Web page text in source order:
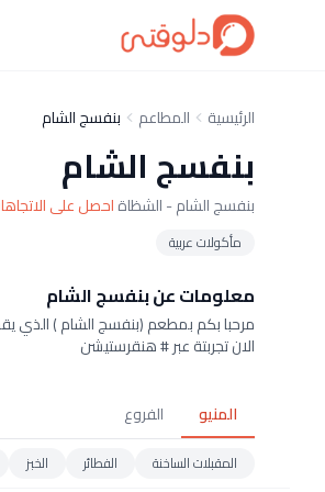
الرئيسية المطاعم بنفسج الشام
بنفسج الشام
بنفسج الشام - الشظاةاحصل على
مأكولات عربية
معلومات عن بنفسج الشام
مرحبا بكم بمطعم (بنفسج الشام ) الذي
الان تجربتة عبر # هنقرستيشن
المنيو الفروع
المقبلات الساخنة الفطائر الخبز